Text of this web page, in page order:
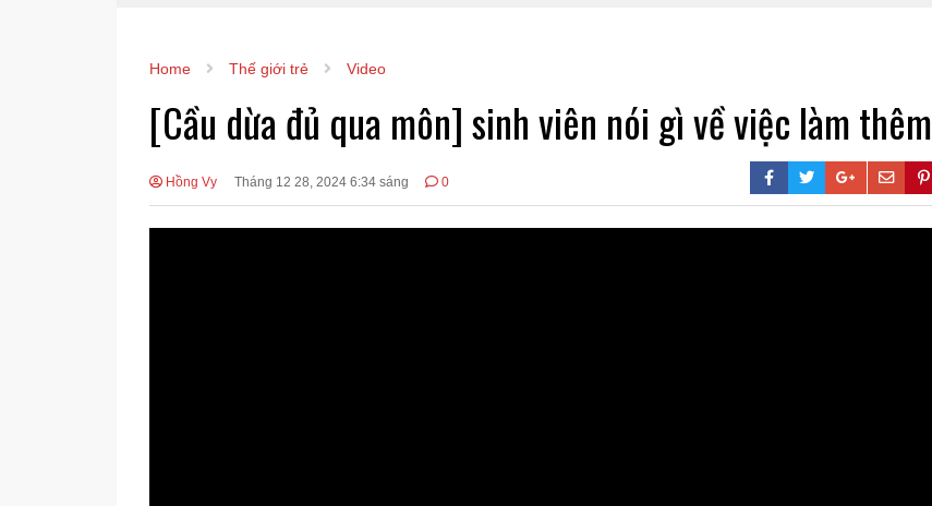
Home Thế giới trẻ Video
[Cầu dừa đủ qua môn] sinh viên nói gì về việc làm thêm
Hồng Vy Tháng 12 28, 2024 6:34 sáng 0